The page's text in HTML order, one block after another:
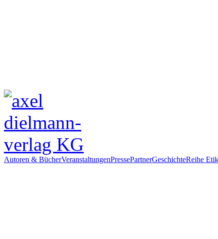
Autoren & BücherVeranstaltungenPressePartnerGeschichteReihe